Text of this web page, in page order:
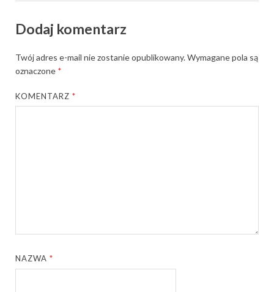
Dodaj komentarz
Twój adres e-mail nie zostanie opublikowany.Wymagane pola są
oznaczone *
KOMENTARZ*
NAZWA*